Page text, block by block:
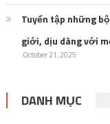
Tuyển tập những
giới, dịu dàng với
October 21, 2025
DANH MỤC